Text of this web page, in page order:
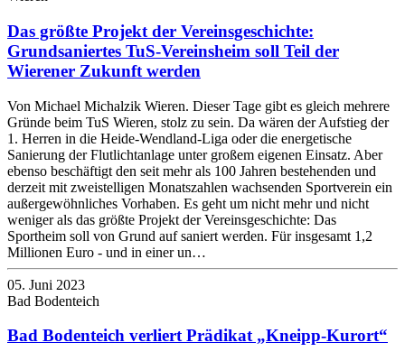
Das größte Projekt der Vereinsgeschichte:
Grundsaniertes TuS-Vereinsheim soll Teil der
Wierener Zukunft werden
Von Michael Michalzik Wieren. Dieser Tage gibt es gleich mehrere
Gründe beim TuS Wieren, stolz zu sein. Da wären der Aufstieg der
1. Herren in die Heide-Wendland-Liga oder die energetische
Sanierung der Flutlichtanlage unter großem eigenen Einsatz. Aber
ebenso beschäftigt den seit mehr als 100 Jahren bestehenden und
derzeit mit zweistelligen Monatszahlen wachsenden Sportverein ein
außergewöhnliches Vorhaben. Es geht um nicht mehr und nicht
weniger als das größte Projekt der Vereinsgeschichte: Das
Sportheim soll von Grund auf saniert werden. Für insgesamt 1,2
Millionen Euro - und in einer un…
05. Juni 2023
Bad Bodenteich
Bad Bodenteich verliert Prädikat „Kneipp-Kurort“